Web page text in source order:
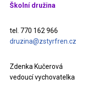
Školní družina
tel. 770 162 966
druzina@zstyrfren.cz
Zdenka Kučerová
vedoucí vychovatelka